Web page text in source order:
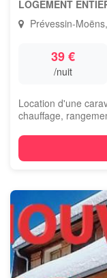
LOGEMENT
Prévessin-
39 €
/nuit
Location d'une
chauffage,